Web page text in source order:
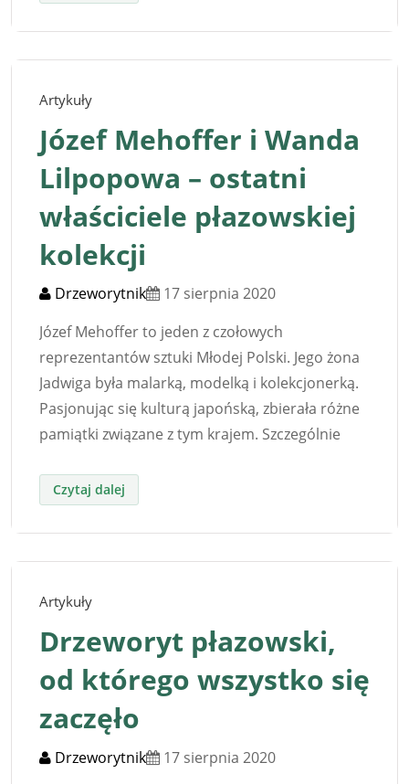
Artykuły
Józef Mehoffer i Wanda
Lilpopowa – ostatni
właściciele płazowskiej
kolekcji
Drzeworytnik
17 sierpnia 2020
Józef Mehoffer to jeden z czołowych
reprezentantów sztuki Młodej Polski. Jego żona
Jadwiga była malarką, modelką i kolekcjonerką.
Pasjonując się kulturą japońską, zbierała różne
pamiątki związane z tym krajem. Szczególnie
Artykuły
Drzeworyt płazowski,
od którego wszystko się
zaczęło
Drzeworytnik
17 sierpnia 2020